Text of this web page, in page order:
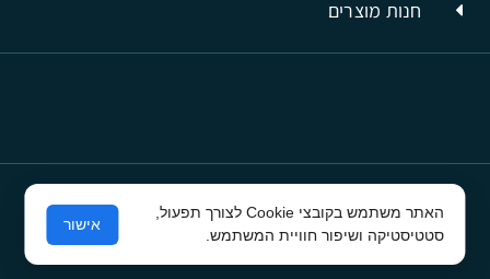
חנות מוצרים
© כל הזכויות שמורות לסיבים תשתיות תקשורת
האתר משתמש בקובצי Cookie לצורך תפעול,
סטטיסטיקה ושיפור חוויית המשתמש.
אישור